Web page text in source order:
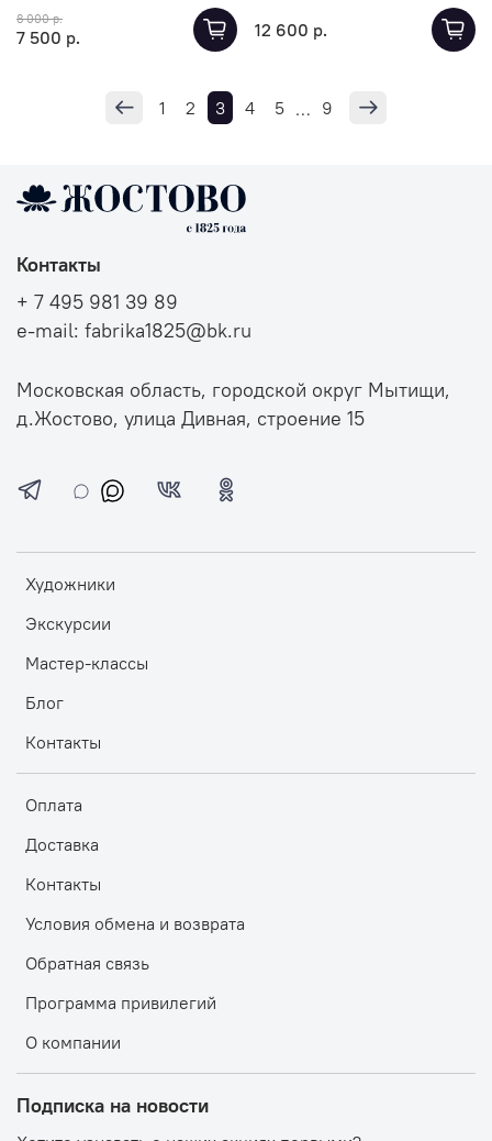
8 000 р.
7 500 р.
12 600 р.
1 2 3 4 5 … 9
Художники
Экскурсии
Мастер-классы
Блог
Контакты
Оплата
Доставка
Контакты
Условия обмена и возврата
Обратная связь
Программа привилегий
О компании
Подписка на новости
Контакты
+ 7 495 981 39 89
e-mail: fabrika1825@bk.ru
Московская область, городской округ Мытищи,
д.Жостово, улица Дивная, строение 15